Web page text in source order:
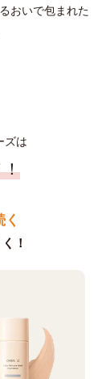
おいで包まれた
ズは
！